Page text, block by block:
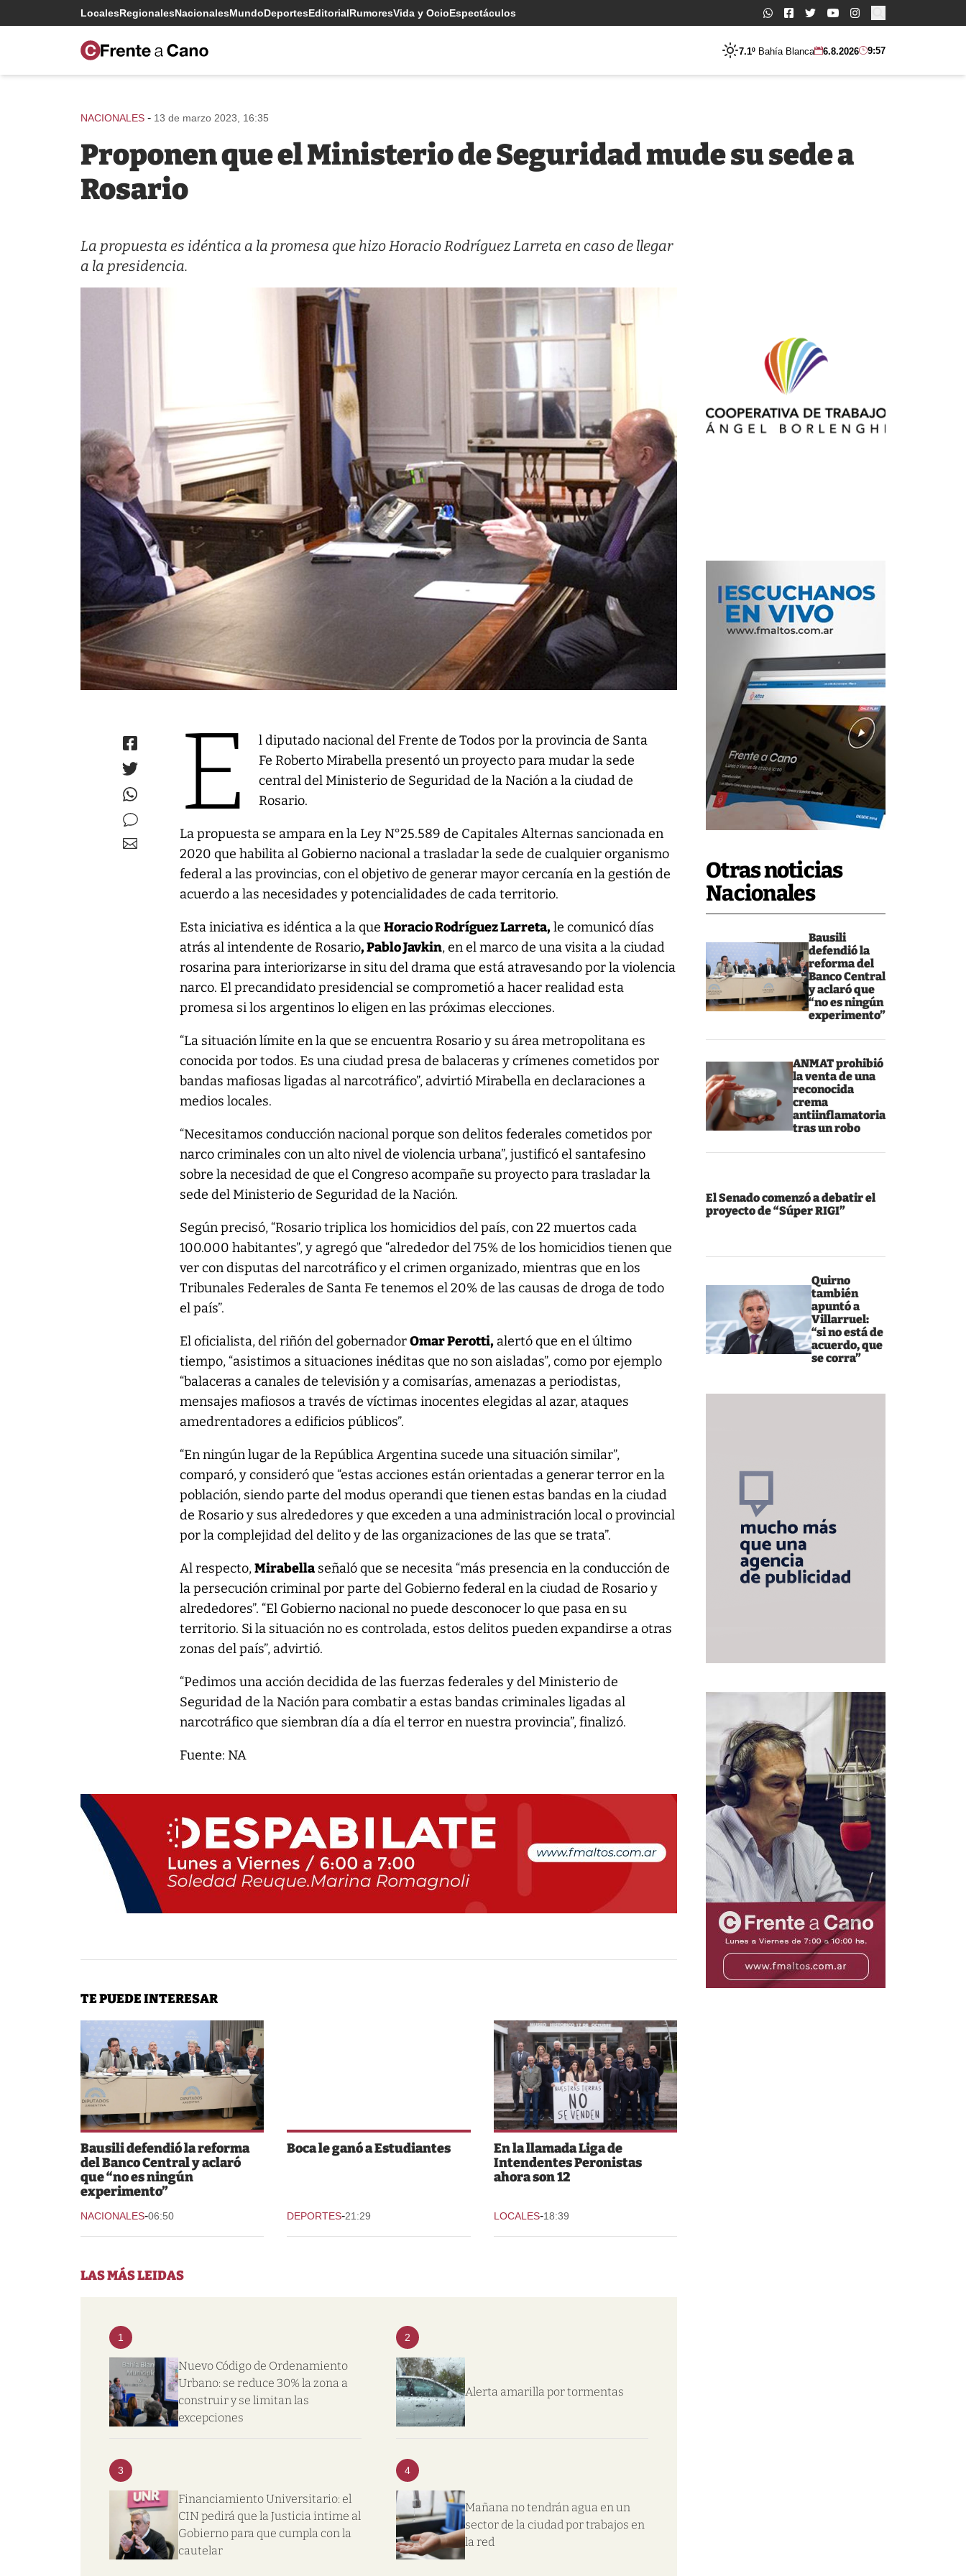
LocalesRegionalesNacionalesMundoDeportesEditorialRumoresVida y OcioEspectáculos Buscar:
7.1º Bahía Blanca 6.8.2026 9:57
Otras noticias
Nacionales
Bausili
defendió la
reforma del
Banco Central
y aclaró que
“no es ningún
experimento”
ANMAT prohibió
la venta de una
reconocida
crema
antiinflamatoria
tras un robo
El Senado comenzó a debatir el
proyecto de “Súper RIGI”
Quirno
también
apuntó a
Villarruel:
“si no está de
acuerdo, que
se corra”
NACIONALES - 13 de marzo 2023, 16:35
Proponen que el Ministerio de Seguridad mude su sede a
Rosario
La propuesta es idéntica a la promesa que hizo Horacio Rodríguez Larreta en caso de llegar
a la presidencia.
E
l diputado nacional del Frente de Todos por la provincia de Santa
Fe Roberto Mirabella presentó un proyecto para mudar la sede
central del Ministerio de Seguridad de la Nación a la ciudad de
Rosario.
La propuesta se ampara en la Ley N°25.589 de Capitales Alternas sancionada en
2020 que habilita al Gobierno nacional a trasladar la sede de cualquier organismo
federal a las provincias, con el objetivo de generar mayor cercanía en la gestión de
acuerdo a las necesidades y potencialidades de cada territorio.
Esta iniciativa es idéntica a la queHoracio Rodríguez Larreta,le comunicó días
atrás al intendente de Rosario, Pablo Javkin, en el marco de una visita a la ciudad
rosarina para interiorizarse in situ del drama que está atravesando por la violencia
narco. El precandidato presidencial se comprometió a hacer realidad esta
promesa si los argentinos lo eligen en las próximas elecciones.
“La situación límite en la que se encuentra Rosario y su área metropolitana es
conocida por todos. Es una ciudad presa de balaceras y crímenes cometidos por
bandas mafiosas ligadas al narcotráfico”, advirtió Mirabella en declaraciones a
medios locales.
“Necesitamos conducción nacional porque son delitos federales cometidos por
narco criminales con un alto nivel de violencia urbana”, justificó el santafesino
sobre la necesidad de que el Congreso acompañe su proyecto para trasladar la
sede del Ministerio de Seguridad de la Nación.
Según precisó, “Rosario triplica los homicidios del país, con 22 muertos cada
100.000 habitantes”, y agregó que “alrededor del 75% de los homicidios tienen que
ver con disputas del narcotráfico y el crimen organizado, mientras que en los
Tribunales Federales de Santa Fe tenemos el 20% de las causas de droga de todo
el país”.
El oficialista, del riñón del gobernadorOmar Perotti, alertó que en el último
tiempo, “asistimos a situaciones inéditas que no son aisladas”, como por ejemplo
“balaceras a canales de televisión y a comisarías, amenazas a periodistas,
mensajes mafiosos a través de víctimas inocentes elegidas al azar, ataques
amedrentadores a edificios públicos”.
“En ningún lugar de la República Argentina sucede una situación similar”,
comparó, y consideró que “estas acciones están orientadas a generar terror en la
población, siendo parte del modus operandi que tienen estas bandas en la ciudad
de Rosario y sus alrededores y que exceden a una administración local o provincial
por la complejidad del delito y de las organizaciones de las que se trata”.
Al respecto,Mirabellaseñaló que se necesita “más presencia en la conducción de
la persecución criminal por parte del Gobierno federal en la ciudad de Rosario y
alrededores”. “El Gobierno nacional no puede desconocer lo que pasa en su
territorio. Si la situación no es controlada, estos delitos pueden expandirse a otras
zonas del país”, advirtió.
“Pedimos una acción decidida de las fuerzas federales y del Ministerio de
Seguridad de la Nación para combatir a estas bandas criminales ligadas al
narcotráfico que siembran día a día el terror en nuestra provincia”, finalizó.
Fuente: NA
TE PUEDE INTERESAR
Bausili defendió la reforma
del Banco Central y aclaró
que “no es ningún
experimento”
NACIONALES-06:50
Boca le ganó a Estudiantes
DEPORTES-21:29
En la llamada Liga de
Intendentes Peronistas
ahora son 12
LOCALES-18:39
LAS MÁS LEIDAS
1
Nuevo Código de Ordenamiento
Urbano: se reduce 30% la zona a
construir y se limitan las
excepciones
2
Alerta amarilla por tormentas
3
Financiamiento Universitario: el
CIN pedirá que la Justicia intime al
Gobierno para que cumpla con la
cautelar
4
Mañana no tendrán agua en un
sector de la ciudad por trabajos en
la red